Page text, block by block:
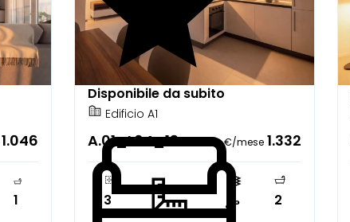
1.046
1
Disponibile da subito
Edificio A1
A.01_L04_13 €/mese 1.332
3
4° 2